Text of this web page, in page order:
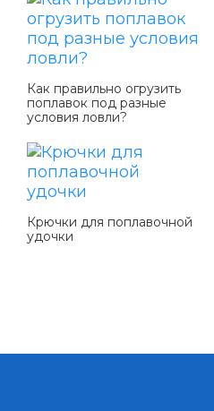
Как правильно огрузить
поплавок под разные
условия ловли?
Крючки для поплавочной
удочки